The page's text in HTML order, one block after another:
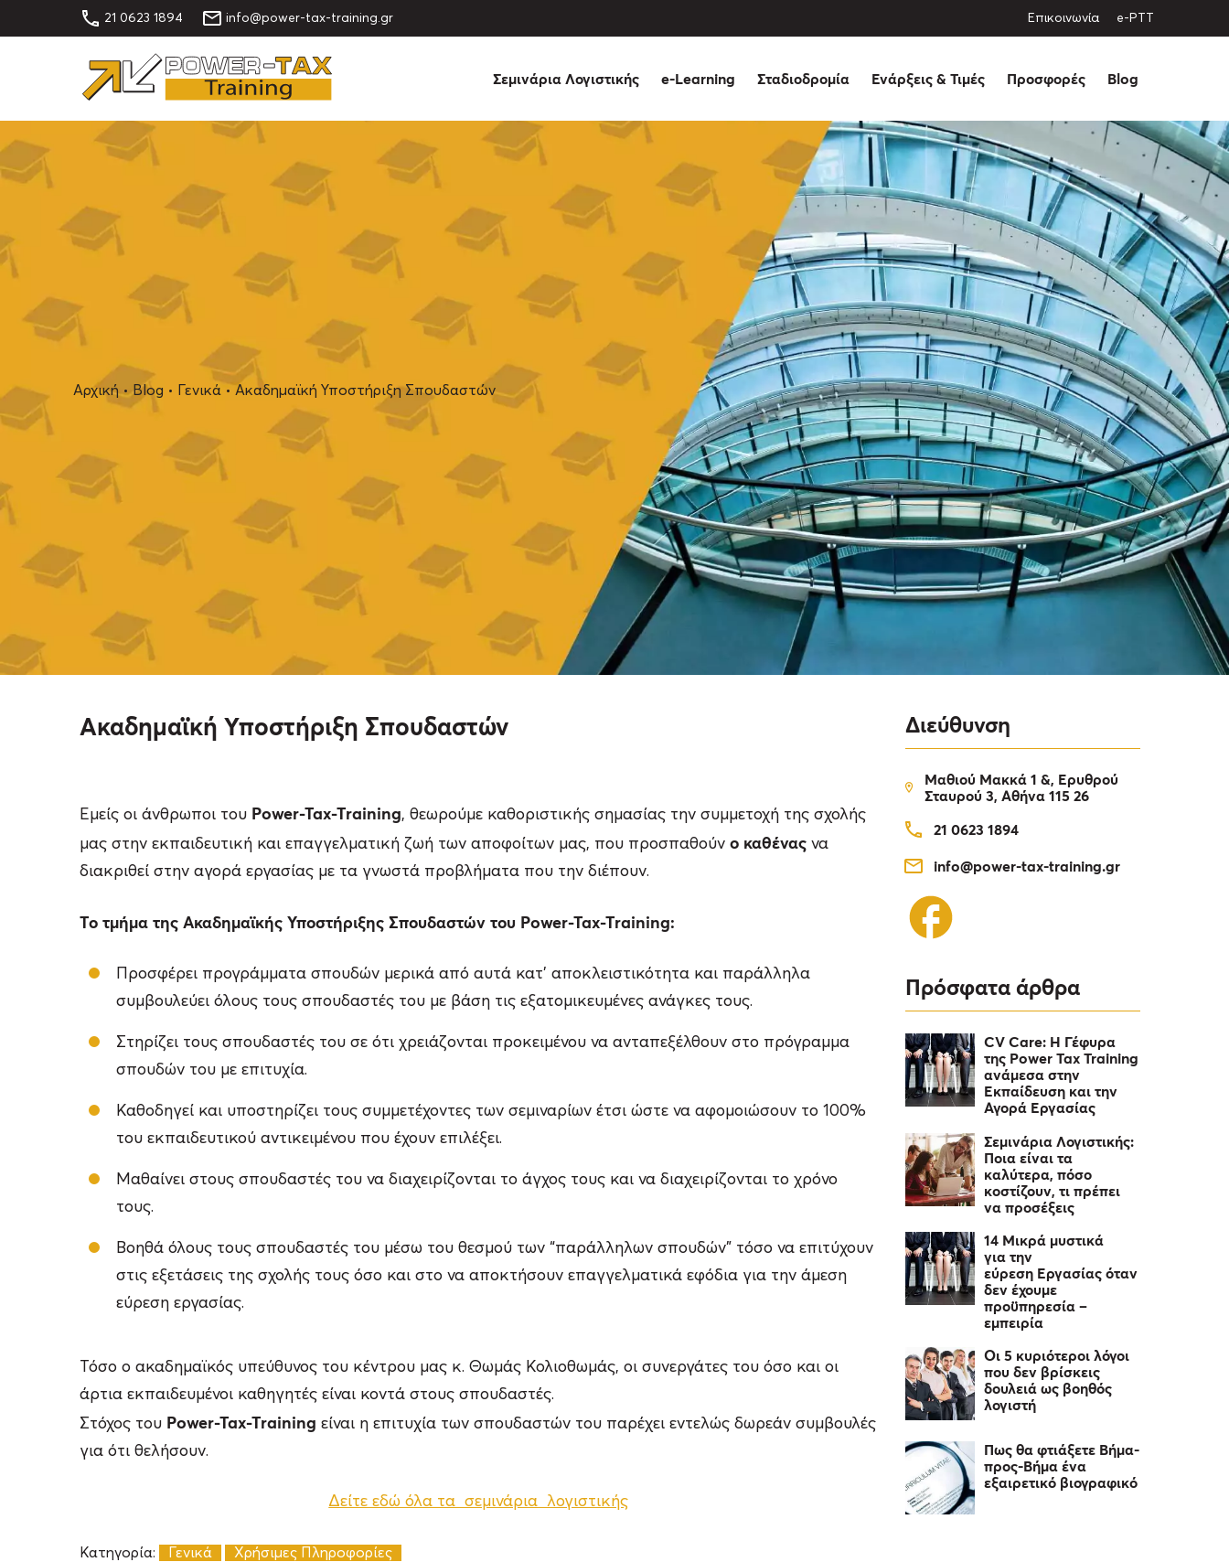
21 0623 1894 info@power-tax-training.gr Eπικοινωνία e-PTT
Σεμινάρια Λογιστικής e-Learning Σταδιοδρομία Ενάρξεις & Τιμές Προσφορές Blog
Αρχική •Blog • Γενικά • Ακαδημαϊκή Υποστήριξη Σπουδαστών
Ακαδημαϊκή Υποστήριξη Σπουδαστών
Εμείς οι άνθρωποι του Power-Tax-Training, θεωρούμε καθοριστικής σημασίας την συμμετοχή της σχολής
μας στην εκπαιδευτική και επαγγελματική ζωή των αποφοίτων μας, που προσπαθούν ο καθέναςνα
διακριθεί στην αγορά εργασίας με τα γνωστά προβλήματα που την διέπουν.
Το τμήμα της Ακαδημαϊκής Υποστήριξης Σπουδαστών του Power-Tax-Training:
Προσφέρει προγράμματα σπουδών μερικά από αυτά κατ’ αποκλειστικότητα και παράλληλα
συμβουλεύει όλους τους σπουδαστές του με βάση τις εξατομικευμένες ανάγκες τους.
Στηρίζει τους σπουδαστές του σε ότι χρειάζονται προκειμένου να ανταπεξέλθουν στο πρόγραμμα
σπουδών του με επιτυχία.
Καθοδηγεί και υποστηρίζει τους συμμετέχοντες των σεμιναρίων έτσι ώστε να αφομοιώσουν το 100%
του εκπαιδευτικού αντικειμένου που έχουν επιλέξει.
Μαθαίνει στους σπουδαστές του να διαχειρίζονται το άγχος τους και να διαχειρίζονται το χρόνο
τους.
Βοηθά όλους τους σπουδαστές του μέσω του θεσμού των “παράλληλων σπουδών” τόσο να επιτύχουν
στις εξετάσεις της σχολής τους όσο και στο να αποκτήσουν επαγγελματικά εφόδια για την άμεση
εύρεση εργασίας.
Τόσο ο ακαδημαϊκός υπεύθυνος του κέντρου μας κ. Θωμάς Κολιοθωμάς, οι συνεργάτες του όσο και οι
άρτια εκπαιδευμένοι καθηγητές είναι κοντά στους σπουδαστές.
Στόχος του Power-Tax-Training είναι η επιτυχία των σπουδαστών του παρέχει εντελώς δωρεάν συμβουλές
για ότι θελήσουν.
Δείτε εδώ όλα τα σεμινάρια λογιστικής
Κατηγορία: Γενικά Χρήσιμες Πληροφορίες
Διεύθυνση
Μαθιού Μακκά 1 &, Ερυθρού
Σταυρού 3, Αθήνα 115 26
21 0623 1894
info@power-tax-training.gr
Πρόσφατα άρθρα
CV Care: Η Γέφυρα
της Power Tax Training
ανάμεσα στην
Εκπαίδευση και την
Αγορά Εργασίας
Σεμινάρια Λογιστικής:
Ποια είναι τα
καλύτερα, πόσο
κοστίζουν, τι πρέπει
να προσέξεις
14 Μικρά μυστικά
για την
εύρεση Εργασίας όταν
δεν έχουμε
προϋπηρεσία –
εμπειρία
Οι 5 κυριότεροι λόγοι
που δεν βρίσκεις
δουλειά ως βοηθός
λογιστή
Πως θα φτιάξετε Βήμα-
προς-Βήμα ένα
εξαιρετικό βιογραφικό